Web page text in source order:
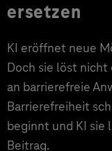
ersetzen
KI eröffnet neue
Doch sie löst
an barrierefreie
Barrierefreiheit
beginnt und KI
Beitrag.